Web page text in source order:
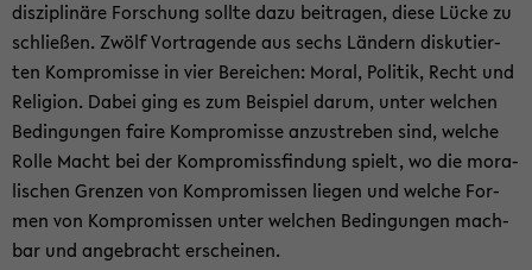
dis­zi­pli­nä­re For­schung soll­te dazu bei­tra­gen, diese Lücke zu
schlie­ßen. Zwölf Vor­tra­gen­de aus sechs Län­dern dis­ku­tier­
ten Kom­pro­mis­se in vier Be­rei­chen: Moral, Po­li­tik, Recht und
Re­li­gi­on. Dabei ging es zum Bei­spiel darum, unter wel­chen
Be­din­gun­gen faire Kom­pro­mis­se an­zu­stre­ben sind, wel­che
Rolle Macht bei der Kom­pro­miss­fin­dung spielt, wo die mo­ra­
li­schen Gren­zen von Kom­pro­mis­sen lie­gen und wel­che For­
men von Kom­pro­mis­sen unter wel­chen Be­din­gun­gen mach­
bar und an­ge­bracht er­schei­nen.